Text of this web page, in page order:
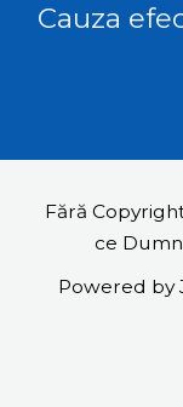
Cauza
Fără
ce
Powered by